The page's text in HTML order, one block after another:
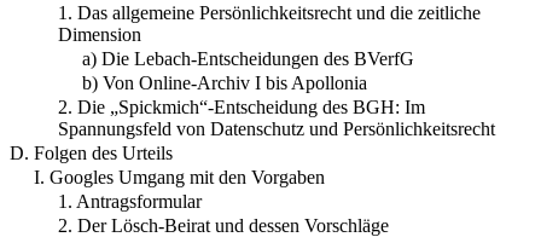
1. Das allgemeine Persönlichkeitsrecht und die zeitliche
Dimension
a) Die Lebach-Entscheidungen des BVerfG
b) Von Online-Archiv I bis Apollonia
2. Die „Spickmich“-Entscheidung des BGH: Im
Spannungsfeld von Datenschutz und Persönlichkeitsrecht
D. Folgen des Urteils
I. Googles Umgang mit den Vorgaben
1. Antragsformular
2. Der Lösch-Beirat und dessen Vorschläge